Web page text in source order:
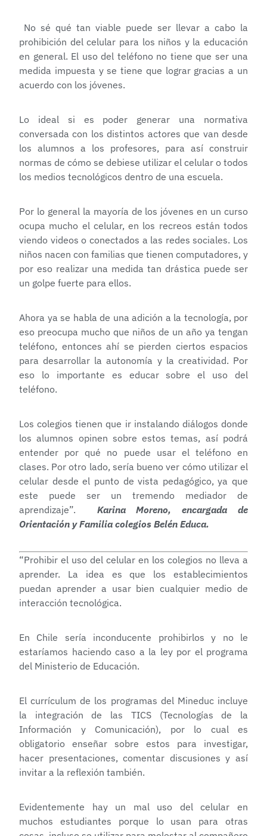
No sé qué tan viable puede ser llevar a cabo la
prohibición del celular para los niños y la educación
en general. El uso del teléfono no tiene que ser una
medida impuesta y se tiene que lograr gracias a un
acuerdo con los jóvenes.
Lo ideal si es poder generar una normativa
conversada con los distintos actores que van desde
los alumnos a los profesores, para así construir
normas de cómo se debiese utilizar el celular o todos
los medios tecnológicos dentro de una escuela.
Por lo general la mayoría de los jóvenes en un curso
ocupa mucho el celular, en los recreos están todos
viendo videos o conectados a las redes sociales. Los
niños nacen con familias que tienen computadores, y
por eso realizar una medida tan drástica puede ser
un golpe fuerte para ellos.
Ahora ya se habla de una adición a la tecnología, por
eso preocupa mucho que niños de un año ya tengan
teléfono, entonces ahí se pierden ciertos espacios
para desarrollar la autonomía y la creatividad. Por
eso lo importante es educar sobre el uso del
teléfono.
Los colegios tienen que ir instalando diálogos donde
los alumnos opinen sobre estos temas, así podrá
entender por qué no puede usar el teléfono en
clases. Por otro lado, sería bueno ver cómo utilizar el
celular desde el punto de vista pedagógico, ya que
este puede ser un tremendo mediador de
aprendizaje”. Karina Moreno, encargada de
Orientación y Familia colegios Belén Educa.
“Prohibir el uso del celular en los colegios no lleva a
aprender. La idea es que los establecimientos
puedan aprender a usar bien cualquier medio de
interacción tecnológica.
En Chile sería inconducente prohibirlos y no le
estaríamos haciendo caso a la ley por el programa
del Ministerio de Educación.
El currículum de los programas del Mineduc incluye
la integración de las TICS (Tecnologías de la
Información y Comunicación), por lo cual es
obligatorio enseñar sobre estos para investigar,
hacer presentaciones, comentar discusiones y así
invitar a la reflexión también.
Evidentemente hay un mal uso del celular en
muchos estudiantes porque lo usan para otras